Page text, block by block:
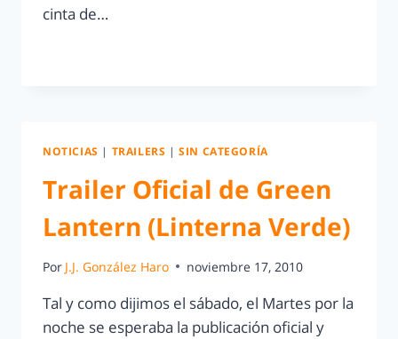
cinta de…
NOTICIAS | TRAILERS |SIN CATEGORÍA
Trailer Oficial de Green
Lantern (Linterna Verde)
Por J.J. González Haro noviembre 17, 2010
Tal y como dijimos el sábado, el Martes por la
noche se esperaba la publicación oficial y